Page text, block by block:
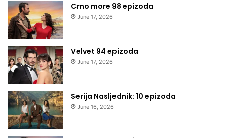
Crno more 98 epizoda
June 17, 2026
Velvet 94 epizoda
June 17, 2026
Serija Nasljednik: 10 epizoda
June 16, 2026